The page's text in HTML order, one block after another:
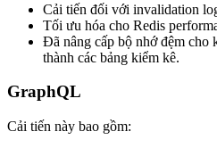
Cải tiến đối với invalidation
Tối ưu hóa cho Redis
Đã nâng cấp bộ nhớ đệm cho
thành các bảng kiểm kê.
GraphQL
Cải tiến này bao gồm: